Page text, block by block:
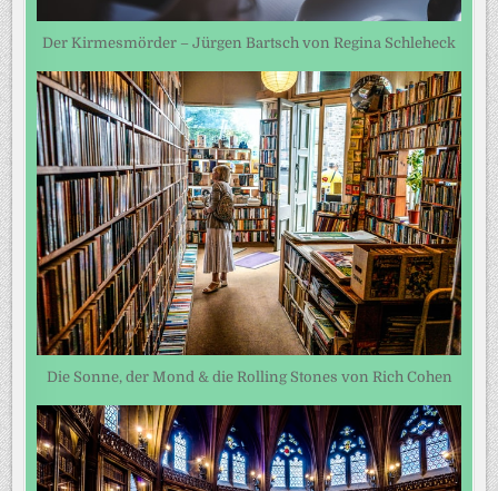
Der Kirmesmörder – Jürgen Bartsch von Regina Schleheck
Die Sonne, der Mond & die Rolling Stones von Rich Cohen